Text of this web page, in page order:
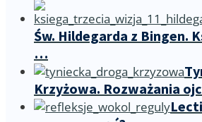
Św. Hildegarda z Bingen.
…
Krzyżowa. Rozważania